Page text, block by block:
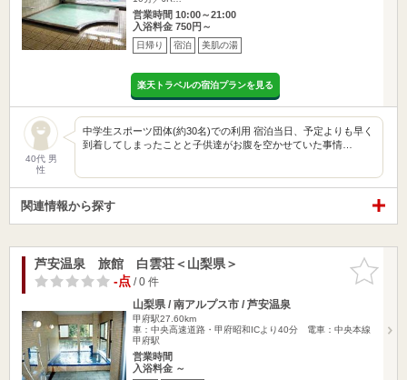
営業時間 10:00～21:00
入浴料金 750円～
日帰り 宿泊 美肌の湯
楽天トラベルの宿泊プランを見る
40代 男
性
中学生スポーツ団体(約30名)での利用 宿泊当日、予定よりも早く
到着してしまったことと子供達がお腹を空かせていた事情…
関連情報から探す
お気に入
りに追加
芦安温泉 旅館 白雲荘＜山梨県＞
-点/ 0 件
山梨県 / 南アルプス市 / 芦安温泉
甲府駅27.60km
車：中央高速道路・甲府昭和ICより40分 電車：中央本線
甲府駅
営業時間
入浴料金 ～